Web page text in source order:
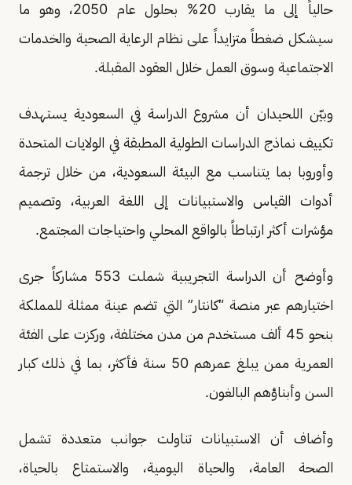
حالياً إلى ما يقارب 20% بحلول عام 2050، وهو ما
سيشكل ضغطاً متزايداً على نظام الرعاية الصحية والخدمات
الاجتماعية وسوق العمل خلال العقود المقبلة.
وبيّن اللحيدان أن مشروع الدراسة في السعودية يستهدف
تكييف نماذج الدراسات الطولية المطبقة في الولايات المتحدة
وأوروبا بما يتناسب مع البيئة السعودية، من خلال ترجمة
أدوات القياس والاستبيانات إلى اللغة العربية، وتصميم
مؤشرات أكثر ارتباطاً بالواقع المحلي واحتياجات المجتمع.
وأوضح أن الدراسة التجريبية شملت 553 مشاركاً جرى
اختيارهم عبر منصة “كانتار” التي تضم عينة ممثلة للمملكة
بنحو 45 ألف مستخدم من مدن مختلفة، وركزت على الفئة
العمرية ممن يبلغ عمرهم 50 سنة فأكثر، بما في ذلك كبار
السن وأبناؤهم البالغون.
وأضاف أن الاستبيانات تناولت جوانب متعددة تشمل
الصحة العامة، والحياة اليومية، والاستمتاع بالحياة،